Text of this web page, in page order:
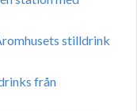
stilldrink
från